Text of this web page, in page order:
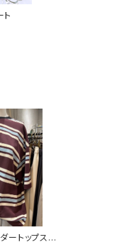
ートップス